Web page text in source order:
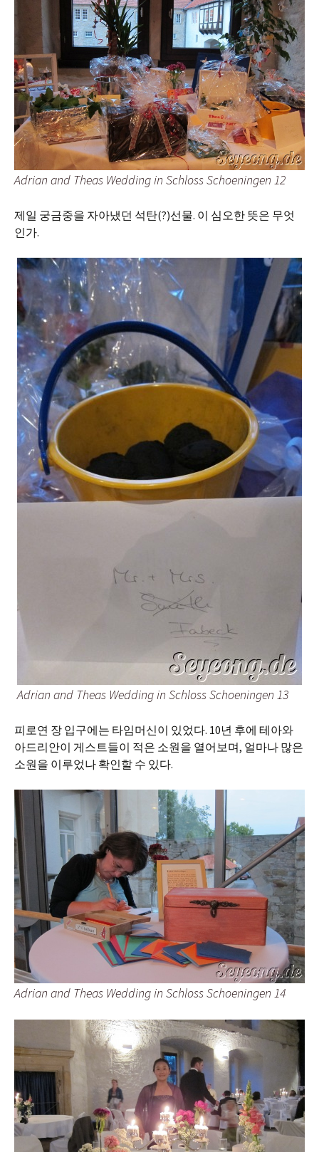
Adrian and Theas Wedding in Schloss Schoeningen 12
제일 궁금중을 자아냈던 석탄(?)선물. 이 심오한 뜻은 무엇
인가.
Adrian and Theas Wedding in Schloss Schoeningen 13
피로연 장 입구에는 타임머신이 있었다. 10년 후에 테아와
아드리안이 게스트들이 적은 소원을 열어보며, 얼마나 많은
소원을 이루었나 확인할 수 있다.
Adrian and Theas Wedding in Schloss Schoeningen 14